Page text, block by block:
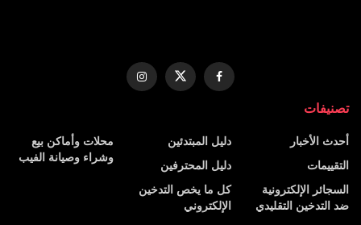
تصنيفات
أحدث الأخبار
التقييمات
السجائر الإلكترونية
ضد التدخين التقليدي
دليل المبتدئين
دليل المحترفين
كل ما يخص التدخين
الإلكتروني
محلات وأماكن بيع
وشراء وصيانة الفيب